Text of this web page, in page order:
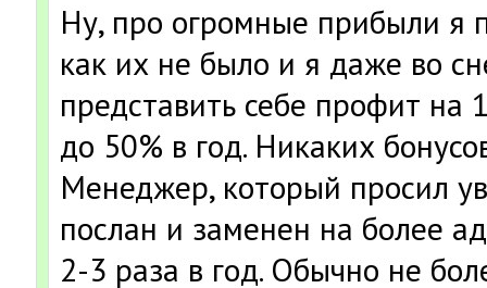
Ну, про огромные прибыли я
как их не было и я даже во
представить себе профит на
до 50% в год. Никаких
Менеджер, который просил
послан и заменен на более
2-3 раза в год. Обычно не